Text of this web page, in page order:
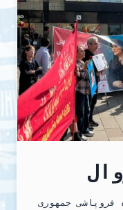
دیکتاتوری
مذهبی
و
استقرار
آزادی”
فروپاشی جمهوری